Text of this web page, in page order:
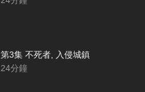
第3集 不死者, 入侵城鎮
24分鐘